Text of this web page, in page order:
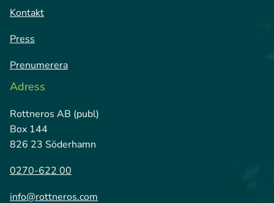
Kontakt
Press
Prenumerera
Adress
Rottneros AB (publ)
Box 144
826 23 Söderhamn
0270-622 00
info@rottneros.com